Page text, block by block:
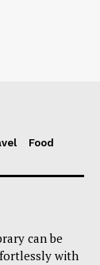
Food
can be
with